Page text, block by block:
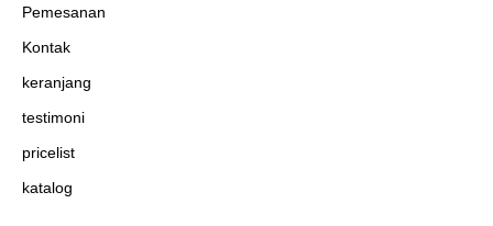
Pemesanan
Kontak
keranjang
testimoni
pricelist
katalog